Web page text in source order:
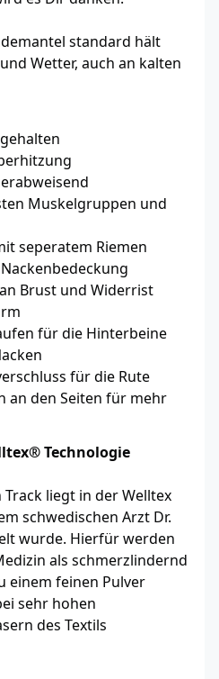
standard hält
Wetter, auch an kalten
Muskelgruppen und
seperatem Riemen
Brust und Widerrist
für die Hinterbeine
für die Rute
an den Seiten für mehr
Technologie
liegt in der Welltex
schwedischen Arzt Dr.
wurde. Hierfür werden
als schmerzlindernd
einem feinen Pulver
sehr hohen
des Textils